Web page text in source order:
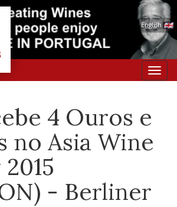
English
4 Ouros e
no Asia Wine
- Berliner